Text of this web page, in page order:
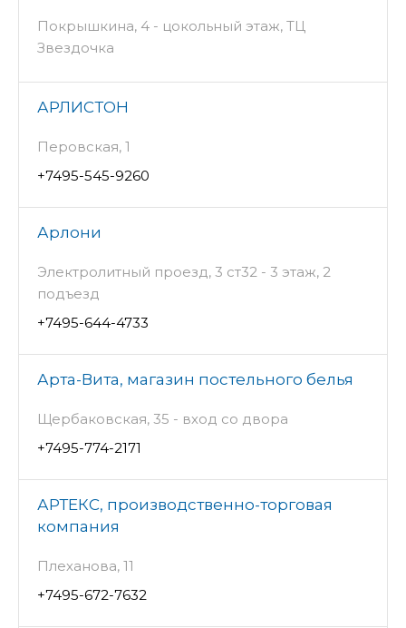
Покрышкина, 4 - цокольный этаж, ТЦ
Звездочка
АРЛИСТОН
Перовская, 1
+7495-545-9260
Арлони
Электролитный проезд, 3 ст32 - 3 этаж, 2
подъезд
+7495-644-4733
Арта-Вита, магазин постельного белья
Щербаковская, 35 - вход со двора
+7495-774-2171
АРТЕКС, производственно-торговая
компания
Плеханова, 11
+7495-672-7632